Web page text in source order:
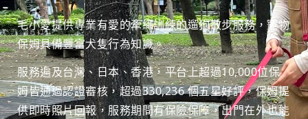
毛小愛提供專業有愛的牽繩訓練的遛狗散步服務，寵物
保姆具備豐富犬隻行為知識。
服務遍及台灣、日本、香港，平台上超過10,000位保
姆皆通過認證審核，超過330,236 個五星好評，保姆提
供即時照片回報，服務期間有保險保障，出門在外也能